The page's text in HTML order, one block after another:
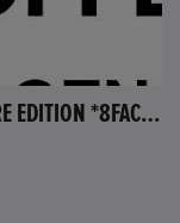
HONDA ACCORD 2.0 ELEGANCE 50 JAHRE EDITION *8FACH BEREIFT*